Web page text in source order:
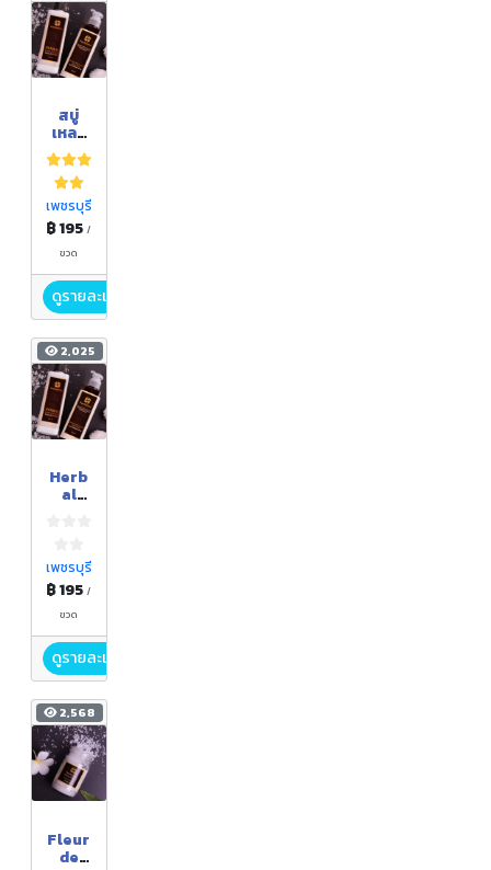
สบู่
เหลว
ดอก
เกลือ
สมุนไพ
ร
เพชรบุรี
฿ 195/
ขวด
ดูรายละเอียด
2,025
Herb
al
โลชั่น
สมุนไพ
รบำรุง
ผิว
เพชรบุรี
฿ 195/
ขวด
ดูรายละเอียด
2,568
Fleur
de